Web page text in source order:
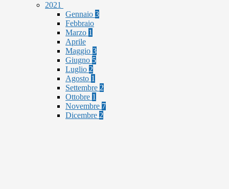
2021
Gennaio 3
Febbraio
Marzo 1
Aprile
Maggio 3
Giugno 5
Luglio 2
Agosto 1
Settembre 2
Ottobre 1
Novembre 7
Dicembre 2